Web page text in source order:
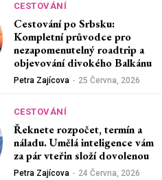
CESTOVÁNÍ
Cestování po Srbsku:
Kompletní průvodce pro
nezapomenutelný roadtrip a
objevování divokého Balkánu
Petra Zajícova - 25 Června, 2026
CESTOVÁNÍ
Řeknete rozpočet, termín a
náladu. Umělá inteligence vám
za pár vteřin složí dovolenou
Petra Zajícova - 24 Června, 2026